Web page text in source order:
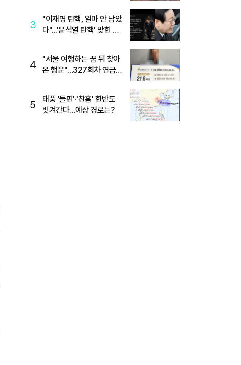
3
"이재명 탄핵, 얼마 안 남았
다"...'윤석열 탄핵' 맞힌 무
4
"서울 여행하는 꿈 뒤 찾아
온 행운"…327회차 연금
5
태풍 '돌핀'·'찬홈' 한반도
빗겨간다…예상 경로는?